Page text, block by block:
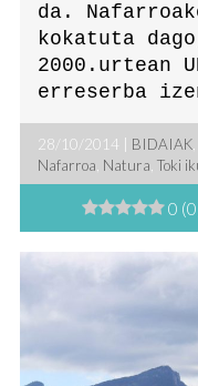
da.
kokatuta
2000.urtean
erreserba
28/10/2014 | BIDAIAK,
Nafarroa, Natura,Toki
0